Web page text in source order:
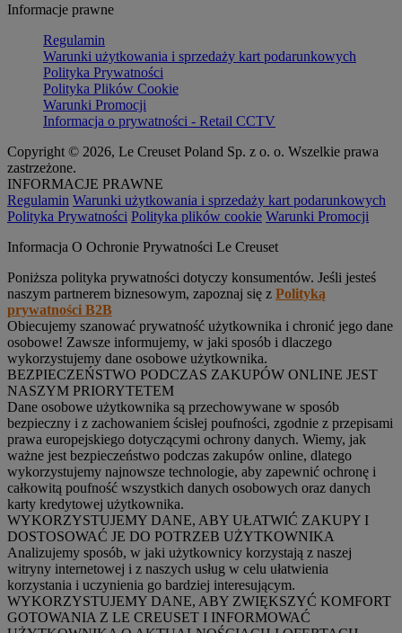
Informacje prawne
Regulamin
Warunki użytkowania i sprzedaży kart podarunkowych
Polityka Prywatności
Polityka Plików Cookie
Warunki Promocji
Informacja o prywatności - Retail CCTV
Copyright © 2026, Le Creuset Poland Sp. z o. o. Wszelkie prawa
zastrzeżone.
INFORMACJE PRAWNE
Regulamin Warunki użytkowania i sprzedaży kart podarunkowych
Polityka Prywatności Polityka plików cookie Warunki Promocji
Informacja O Ochronie Prywatności Le Creuset
Poniższa polityka prywatności dotyczy konsumentów. Jeśli jesteś
naszym partnerem biznesowym, zapoznaj się z Polityką
prywatności B2B
Obiecujemy szanować prywatność użytkownika i chronić jego dane
osobowe! Zawsze informujemy, w jaki sposób i dlaczego
wykorzystujemy dane osobowe użytkownika.
BEZPIECZEŃSTWO PODCZAS ZAKUPÓW ONLINE JEST
NASZYM PRIORYTETEM
Dane osobowe użytkownika są przechowywane w sposób
bezpieczny i z zachowaniem ścisłej poufności, zgodnie z przepisami
prawa europejskiego dotyczącymi ochrony danych. Wiemy, jak
ważne jest bezpieczeństwo podczas zakupów online, dlatego
wykorzystujemy najnowsze technologie, aby zapewnić ochronę i
całkowitą poufność wszystkich danych osobowych oraz danych
karty kredytowej użytkownika.
WYKORZYSTUJEMY DANE, ABY UŁATWIĆ ZAKUPY I
DOSTOSOWAĆ JE DO POTRZEB UŻYTKOWNIKA
Analizujemy sposób, w jaki użytkownicy korzystają z naszej
witryny internetowej i z naszych usług w celu ułatwienia
korzystania i uczynienia go bardziej interesującym.
WYKORZYSTUJEMY DANE, ABY ZWIĘKSZYĆ KOMFORT
GOTOWANIA Z LE CREUSET I INFORMOWAĆ